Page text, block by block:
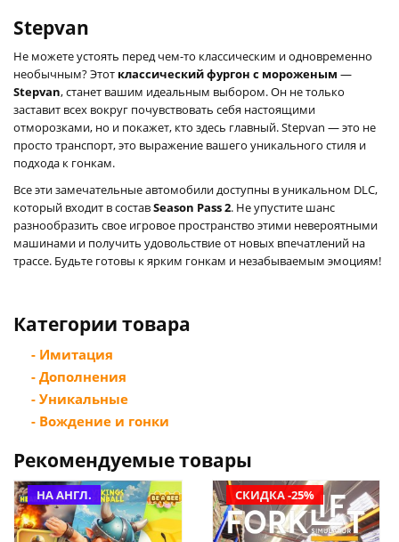
Stepvan
Не можете устоять перед чем-то классическим и одновременно
необычным? Этот классический фургон с мороженым —
Stepvan, станет вашим идеальным выбором. Он не только
заставит всех вокруг почувствовать себя настоящими
отморозками, но и покажет, кто здесь главный. Stepvan — это не
просто транспорт, это выражение вашего уникального стиля и
подхода к гонкам.
Все эти замечательные автомобили доступны в уникальном DLC,
который входит в составSeason Pass 2. Не упустите шанс
разнообразить свое игровое пространство этими невероятными
машинами и получить удовольствие от новых впечатлений на
трассе. Будьте готовы к ярким гонкам и незабываемым эмоциям!
Категории товара
- Имитация
- Дополнения
- Уникальные
- Вождение и гонки
Рекомендуемые товары
НА АНГЛ. СКИДКА -25%